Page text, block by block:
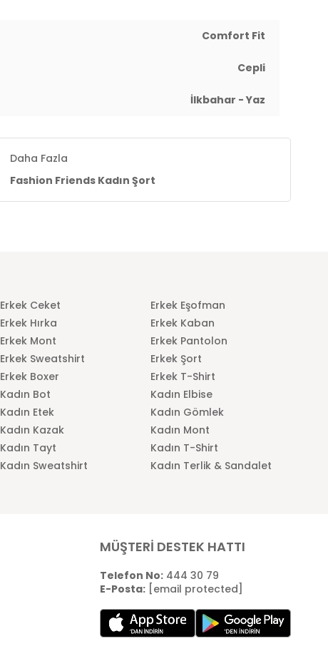
Comfort Fit
Cepli
İlkbahar - Yaz
Daha Fazla
Fashion Friends Kadın Şort
Erkek Ceket
Erkek Eşofman
Erkek Hırka
Erkek Kaban
Erkek Mont
Erkek Pantolon
Erkek Sweatshirt
Erkek Şort
Erkek Boxer
Erkek T-Shirt
Kadın Bot
Kadın Elbise
Kadın Etek
Kadın Gömlek
Kadın Kazak
Kadın Mont
Kadın Tayt
Kadın T-Shirt
Kadın Sweatshirt Kadın Terlik & Sandalet
MÜŞTERİ DESTEK HATTI
Telefon No:444 30 79
E-Posta:
[email protected]